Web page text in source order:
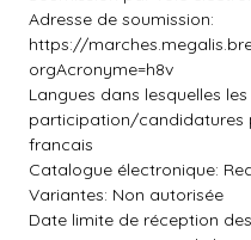
Adresse de soumission:
https://
orgAcronyme=h8v
Langues dans lesquelles
participation/candidatures
francais
Catalogue électronique:
Variantes: Non autorisée
Date limite de réception